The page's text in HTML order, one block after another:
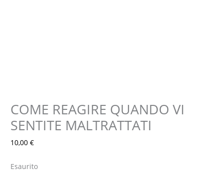
COME REAGIRE QUANDO VI
SENTITE MALTRATTATI
10,00€
Esaurito